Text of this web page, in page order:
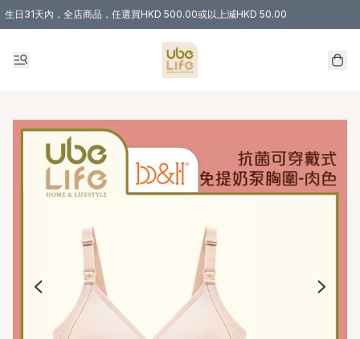
生日31天內，全店商品，任選買HKD 500.00或以上減HKD 50.00
購物滿 HKD 300.00即享免運費優惠！（適用於 特定的送貨方式 )